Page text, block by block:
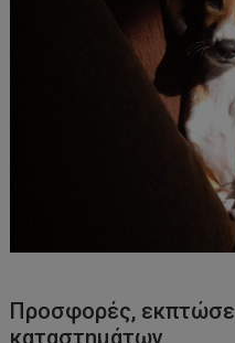
Προσφορές,
καταστημάτων